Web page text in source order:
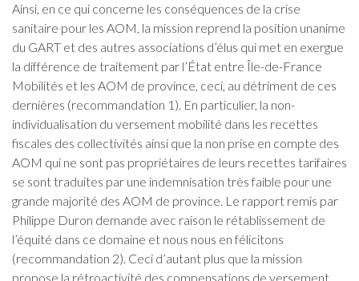
Ainsi, en ce qui concerne les conséquences de la crise
sanitaire pour les AOM, la mission reprend la position unanime
du GART et des autres associations d’élus qui met en exergue
la différence de traitement par l’État entre Île-de-France
Mobilités et les AOM de province, ceci, au détriment de ces
dernières (recommandation 1). En particulier, la non-
individualisation du versement mobilité dans les recettes
fiscales des collectivités ainsi que la non prise en compte des
AOM qui ne sont pas propriétaires de leurs recettes tarifaires
se sont traduites par une indemnisation très faible pour une
grande majorité des AOM de province. Le rapport remis par
Philippe Duron demande avec raison le rétablissement de
l’équité dans ce domaine et nous nous en félicitons
(recommandation 2). Ceci d’autant plus que la mission
propose la rétroactivité des compensations de versement